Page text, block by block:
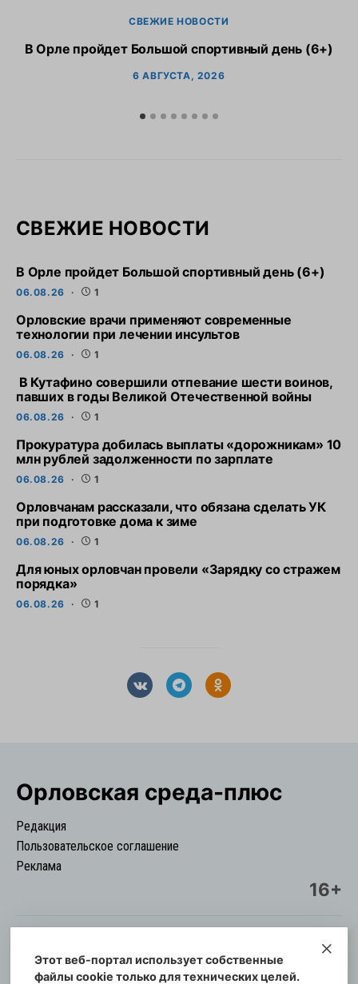
СВЕЖИЕ НОВОСТИ
В Орле пройдет Большой спортивный день (6+)
6 АВГУСТА, 2026
СВЕЖИЕ НОВОСТИ
В Орле пройдет Большой спортивный день (6+)
06.08.26 1
Орловские врачи применяют современные
технологии при лечении инсультов
06.08.26 1
В Кутафино совершили отпевание шести воинов,
павших в годы Великой Отечественной войны
06.08.26 1
Прокуратура добилась выплаты «дорожникам» 10
млн рублей задолженности по зарплате
06.08.26 1
Орловчанам рассказали, что обязана сделать УК
при подготовке дома к зиме
06.08.26 1
Для юных орловчан провели «Зарядку со стражем
порядка»
06.08.26 1
Орловская cреда-плюс
Редакция
Пользовательское соглашение
Реклама
16+
© Информационный городской портал
Этот веб-портал использует собственные
файлы cookie только для технических целей.